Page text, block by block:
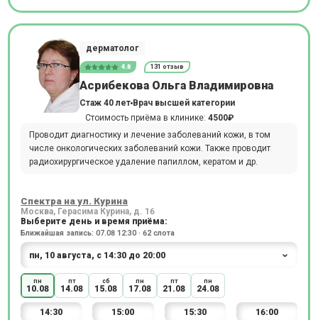
дерматолог
4.8 131 отзыв
Асрибекова Ольга Владимировна
Стаж 40 лет Врач высшей категории
Стоимость приёма в клинике: 4500₽
Проводит диагностику и лечение заболеваний кожи, в том
числе онкологических заболеваний кожи. Также проводит
радиохирургическое удаление папиллом, кератом и др.
Спектра на ул. Курина
Москва, Герасима Курина, д. 16
Выберите день и время приёма:
Ближайшая запись: 07.08 12:30 · 62 слота
пн
10.08
пт
14.08
сб
15.08
пн
17.08
пт
21.08
пн
24.08
14:30 15:00 15:30 16:00